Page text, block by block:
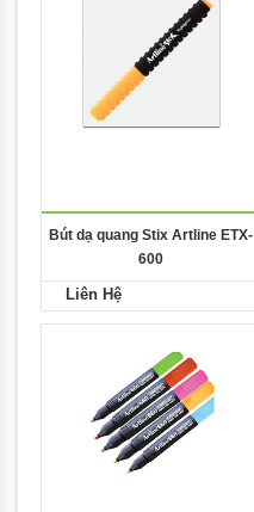
Bút dạ quang Stix Artline ETX-
600
Liên Hệ